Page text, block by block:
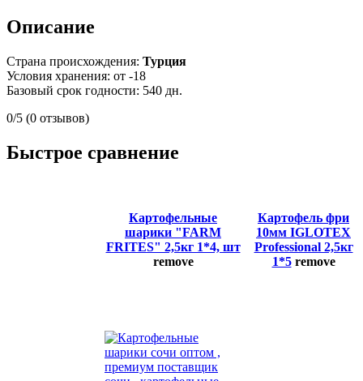
Описание
Страна происхождения: Турция
Условия хранения: от -18
Базовый срок годности: 540 дн.
0/5 (0 отзывов)
Быстрое сравнение
Картофельные
шарики "FARM
FRITES" 2,5кг 1*4, шт
remove
Картофель фри
10мм IGLOTEX
Professional 2,5кг
1*5 remove